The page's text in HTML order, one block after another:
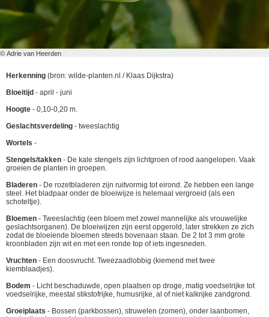
© Adrie van Heerden
Herkenning (bron: wilde-planten.nl / Klaas Dijkstra)
Bloeitijd - april - juni
Hoogte - 0,10-0,20 m.
Geslachtsverdeling - tweeslachtig
Wortels -
Stengels/takken - De kale stengels zijn lichtgroen of rood aangelopen. Vaak
groeien de planten in groepen.
Bladeren - De rozetbladeren zijn ruitvormig tot eirond. Ze hebben een lange
steel. Het bladpaar onder de bloeiwijze is helemaal vergroeid (als een
schoteltje).
Bloemen - Tweeslachtig (een bloem met zowel mannelijke als vrouwelijke
geslachtsorganen). De bloeiwijzen zijn eerst opgerold, later strekken ze zich
zodat de bloeiende bloemen steeds bovenaan staan. De 2 tot 3 mm grote
kroonbladen zijn wit en met een ronde top of iets ingesneden.
Vruchten - Een doosvrucht. Tweezaadlobbig (kiemend met twee
kiemblaadjes).
Bodem - Licht beschaduwde, open plaatsen op droge, matig voedselrijke tot
voedselrijke, meestal stikstofrijke, humusrijke, al of niet kalkrijke zandgrond.
Groeiplaats - Bossen (parkbossen), struwelen (zomen), onder laanbomen,